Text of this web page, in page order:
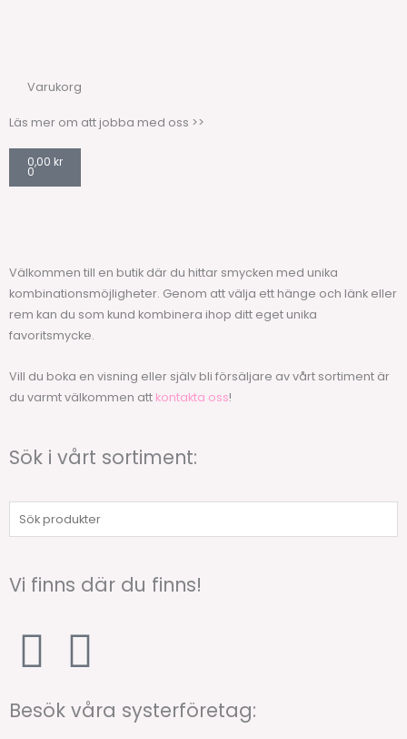
Varukorg
Läs mer om att jobba med oss >>
0,00 kr
0
Varukorg
Välkommen till en butik där du hittar smycken med unika
kombinationsmöjligheter. Genom att välja ett hänge och länk eller
rem kan du som kund kombinera ihop ditt eget unika
favoritsmycke.
Vill du boka en visning eller själv bli försäljare av vårt sortiment är
du varmt välkommen att kontakta oss!
Sök i vårt sortiment:
Vi finns där du finns!
F
a
I
n
Besök våra systerföretag: